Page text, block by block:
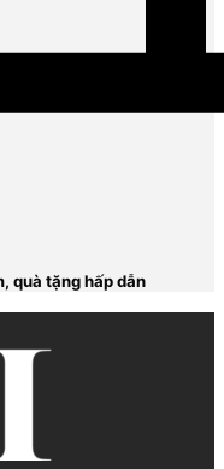
quà tặng hấp dẫn